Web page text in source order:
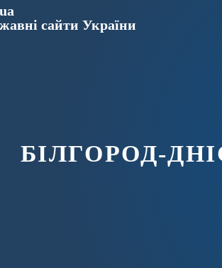
сайти України
БІЛГОРОД-